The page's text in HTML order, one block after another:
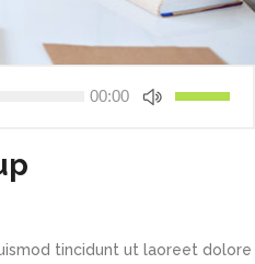
00:00
Up/Down
decrease
tincidunt ut laoreet dolore